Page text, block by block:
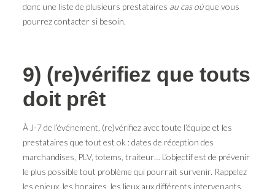
donc une liste de plusieurs prestataires au cas oùque vous
pourrez contacter si besoin.
9) (re)vérifiez que touts
doit prêt
À J-7 de l’événement, (re)vérifiez avec toute l’équipe et les
prestataires que tout est ok : dates de réception des
marchandises, PLV, totems, traiteur… L’objectif est de prévenir
le plus possible tout problème qui pourrait survenir. Rappelez
les enjeux, les horaires, les lieux aux différents intervenants